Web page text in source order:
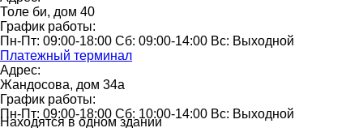
Толе би, дом 40
График работы:
Пн-Пт: 09:00-18:00 Сб: 09:00-14:00 Вс: Выходной
Платежный терминал
Адрес:
Жандосова, дом 34а
График работы:
Пн-Пт: 09:00-18:00 Сб: 10:00-14:00 Вс: Выходной
Находятся в одном здании